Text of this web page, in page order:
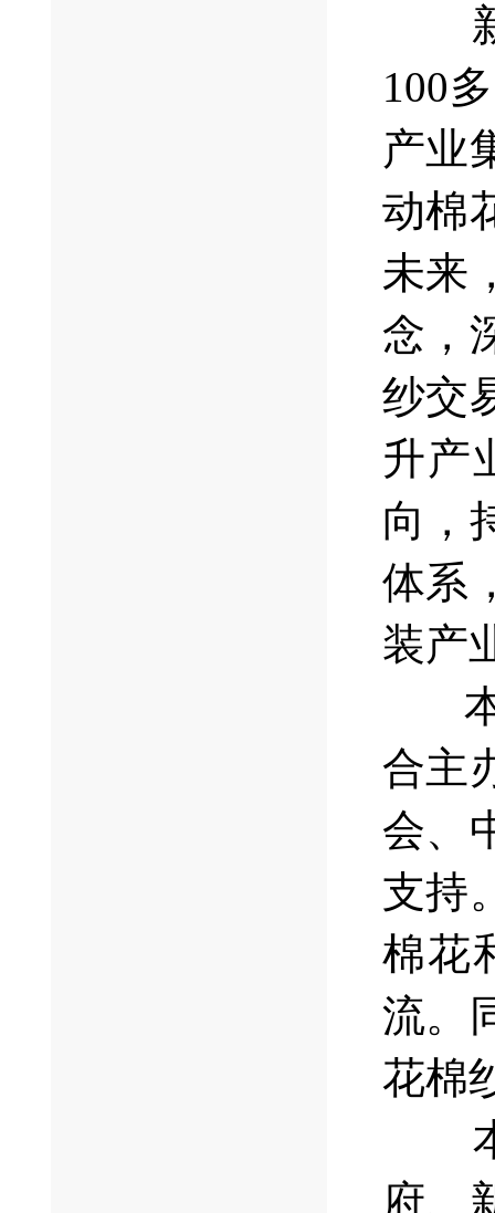
100
产业
动棉
未来
念，
纱交
升产
向，
体系
装产
本
合主
会、
支持
棉花
流。
花棉
本
府、